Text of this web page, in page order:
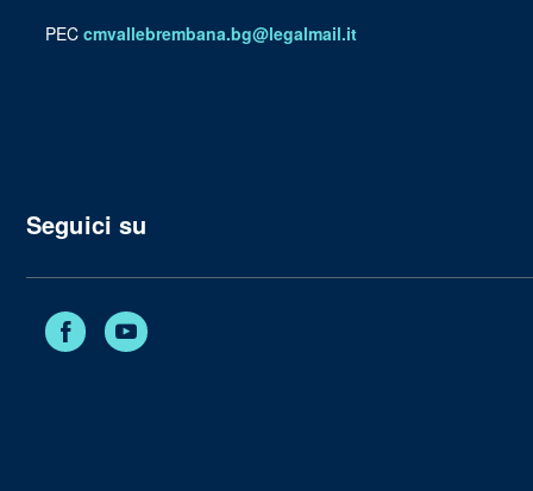
PEC cmvallebrembana.bg@legalmail.it
Seguici su
Facebook